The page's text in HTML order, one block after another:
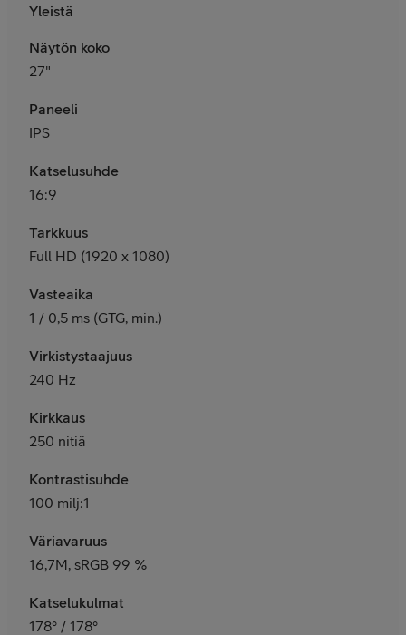
Yleistä
Näytön koko
27"
Paneeli
IPS
Katselusuhde
16:9
Tarkkuus
Full HD (1920 x 1080)
Vasteaika
1 / 0,5 ms (GTG, min.)
Virkistystaajuus
240 Hz
Kirkkaus
250 nitiä
Kontrastisuhde
100 milj:1
Väriavaruus
16,7M, sRGB 99 %
Katselukulmat
178° / 178°